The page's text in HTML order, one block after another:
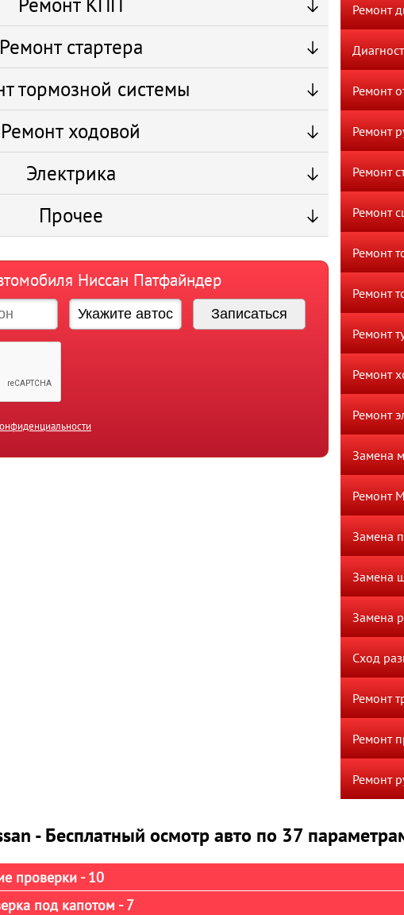
Ремонт стартера
тормозной системы
Ремонт ходовой
Электрика
Прочее
Ниссан Патфайндер
Ремонт
Ремонт
Ремонт
Ремонт
Ремонт
Ремонт
Ремонт
Ремонт
Ремонт
Ремонт
Замена
Ремонт
Замена
Замена
Замена
Сход
Ремонт
Ремонт
Ремонт
- Бесплатный осмотр авто по 37
проверки - 10
под капотом - 7